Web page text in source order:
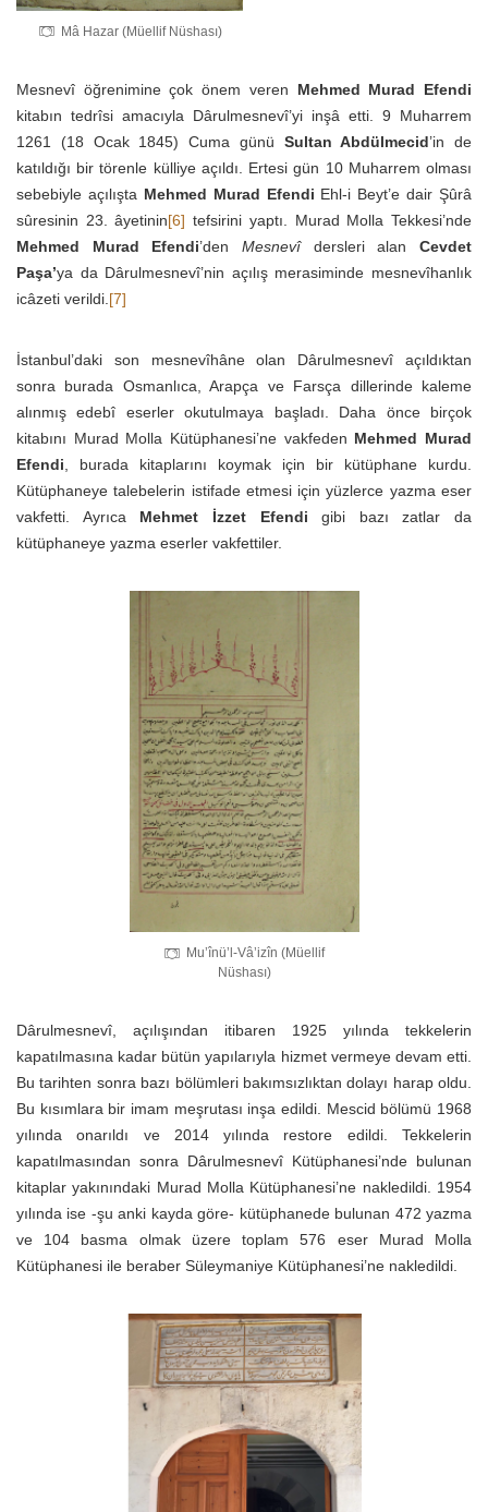
Mâ Hazar (Müellif Nüshası)
Mesnevî öğrenimine çok önem veren Mehmed Murad Efendi
kitabın tedrîsi amacıyla Dârulmesnevî’yi inşâ etti. 9 Muharrem
1261 (18 Ocak 1845) Cuma günü Sultan Abdülmecid’in de
katıldığı bir törenle külliye açıldı. Ertesi gün 10 Muharrem olması
sebebiyle açılışta Mehmed Murad Efendi Ehl-i Beyt’e dair Şûrâ
sûresinin 23. âyetinin[6] tefsirini yaptı. Murad Molla Tekkesi’nde
Mehmed Murad Efendi’denMesnevîdersleri alanCevdet
Paşa’ya da Dârulmesnevî’nin açılış merasiminde mesnevîhanlık
icâzeti verildi. [7]
İstanbul’daki son mesnevîhâne olan Dârulmesnevî açıldıktan
sonra burada Osmanlıca, Arapça ve Farsça dillerinde kaleme
alınmış edebî eserler okutulmaya başladı. Daha önce birçok
kitabını Murad Molla Kütüphanesi’ne vakfeden Mehmed Murad
Efendi , burada kitaplarını koymak için bir kütüphane kurdu.
Kütüphaneye talebelerin istifade etmesi için yüzlerce yazma eser
vakfetti. Ayrıca Mehmet İzzet Efendi gibi bazı zatlar da
kütüphaneye yazma eserler vakfettiler.
Mu’înü’l-Vâ’izîn (Müellif
Nüshası)
Dârulmesnevî, açılışından itibaren 1925 yılında tekkelerin
kapatılmasına kadar bütün yapılarıyla hizmet vermeye devam etti.
Bu tarihten sonra bazı bölümleri bakımsızlıktan dolayı harap oldu.
Bu kısımlara bir imam meşrutası inşa edildi. Mescid bölümü 1968
yılında onarıldı ve 2014 yılında restore edildi. Tekkelerin
kapatılmasından sonra Dârulmesnevî Kütüphanesi’nde bulunan
kitaplar yakınındaki Murad Molla Kütüphanesi’ne nakledildi. 1954
yılında ise -şu anki kayda göre- kütüphanede bulunan 472 yazma
ve 104 basma olmak üzere toplam 576 eser Murad Molla
Kütüphanesi ile beraber Süleymaniye Kütüphanesi’ne nakledildi.